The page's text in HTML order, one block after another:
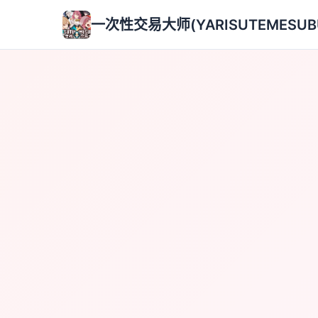
一次性交易大师